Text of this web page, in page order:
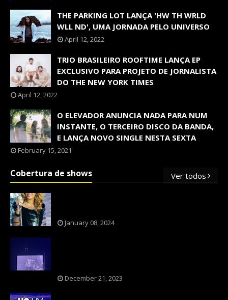
THE PARKING LOT LANÇA 'HW TH WRLD
WLL ND', UMA JORNADA PELO UNIVERSO
April 12, 2022
TRIO BRASILEIRO ROOFTIME LANÇA EP
EXCLUSIVO PARA PROJETO DE JORNALISTA
DO THE NEW YORK TIMES
April 12, 2022
O ELEVADOR ANUNCIA NADA PARA NUM
INSTANTE, O TERCEIRO DISCO DA BANDA,
E LANÇA NOVO SINGLE NESTA SEXTA
February 15, 2021
Cobertura de shows Ver todos
January 08, 2024
December 21, 2023